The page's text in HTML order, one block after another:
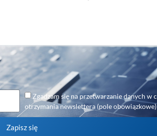
Zgadzam się na przetwarzanie danych w
otrzymania newslettera (pole obowiązkowe)
Zapisz się